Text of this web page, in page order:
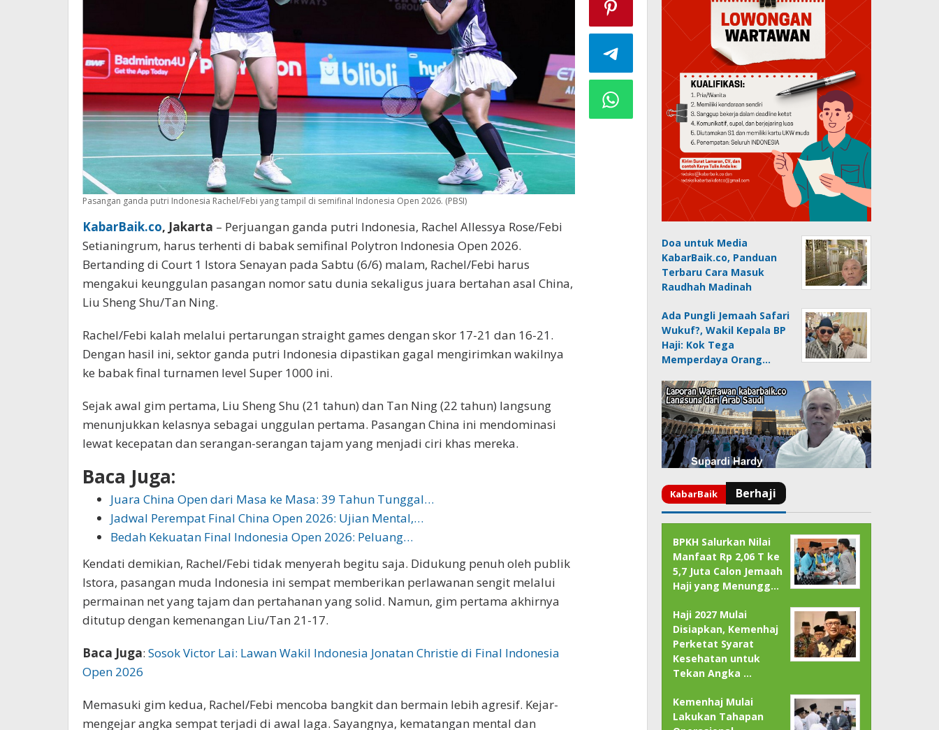
Pasangan ganda putri Indonesia Rachel/Febi yang tampil di semifinal Indonesia Open 2026. (PBSI)
KabarBaik.co, Jakarta – Perjuangan ganda putri Indonesia, Rachel Allessya Rose/Febi
Setianingrum, harus terhenti di babak semifinal Polytron Indonesia Open 2026.
Bertanding di Court 1 Istora Senayan pada Sabtu (6/6) malam, Rachel/Febi harus
mengakui keunggulan pasangan nomor satu dunia sekaligus juara bertahan asal China,
Liu Sheng Shu/Tan Ning.
Rachel/Febi kalah melalui pertarungan straight games dengan skor 17-21 dan 16-21.
Dengan hasil ini, sektor ganda putri Indonesia dipastikan gagal mengirimkan wakilnya
ke babak final turnamen level Super 1000 ini.
Sejak awal gim pertama, Liu Sheng Shu (21 tahun) dan Tan Ning (22 tahun) langsung
menunjukkan kelasnya sebagai unggulan pertama. Pasangan China ini mendominasi
lewat kecepatan dan serangan-serangan tajam yang menjadi ciri khas mereka.
Baca Juga:
Juara China Open dari Masa ke Masa: 39 Tahun Tunggal…
Jadwal Perempat Final China Open 2026: Ujian Mental,…
Bedah Kekuatan Final Indonesia Open 2026: Peluang…
Kendati demikian, Rachel/Febi tidak menyerah begitu saja. Didukung penuh oleh publik
Istora, pasangan muda Indonesia ini sempat memberikan perlawanan sengit melalui
permainan net yang tajam dan pertahanan yang solid. Namun, gim pertama akhirnya
ditutup dengan kemenangan Liu/Tan 21-17.
Baca Juga: Sosok Victor Lai: Lawan Wakil Indonesia Jonatan Christie di Final Indonesia
Open 2026
Memasuki gim kedua, Rachel/Febi mencoba bangkit dan bermain lebih agresif. Kejar-
mengejar angka sempat terjadi di awal laga. Sayangnya, kematangan mental dan
Doa untuk Media
KabarBaik.co, Panduan
Terbaru Cara Masuk
Raudhah Madinah
Ada Pungli Jemaah Safari
Wukuf?, Wakil Kepala BP
Haji: Kok Tega
Memperdaya Orang…
BPKH Salurkan Nilai
Manfaat Rp 2,06 T ke
5,7 Juta Calon Jemaah
Haji yang Menungg…
Haji 2027 Mulai
Disiapkan, Kemenhaj
Perketat Syarat
Kesehatan untuk
Tekan Angka …
Kemenhaj Mulai
Lakukan Tahapan